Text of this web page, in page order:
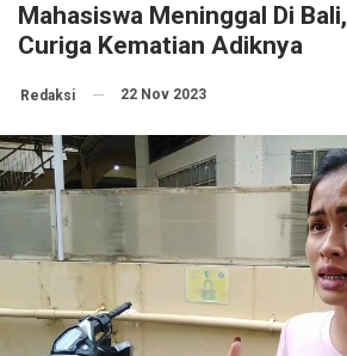
Mahasiswa Meninggal Di
Curiga Kematian Adiknya
Redaksi 22 Nov 2023